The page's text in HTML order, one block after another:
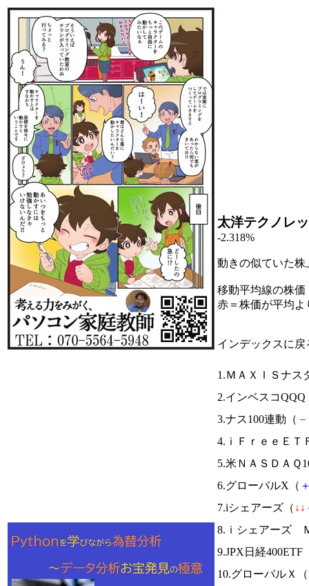
太洋テクノレ
-2.318%
動きの似ていた
移動平均線の株価
赤＝株価が平均
インデックスに戻
1.ＭＡＸＩＳナス
2.インベスコQQQ
3.ナス100連動（ －
4.ｉＦｒｅｅＥ
5.米ＮＡＳＤＡＱ
6.グローバルX（
7.iシェアーズ（ ↓ ↓
8.ｉシェアーズ
9.JPX日経400ETF
10.グローバルＸ（